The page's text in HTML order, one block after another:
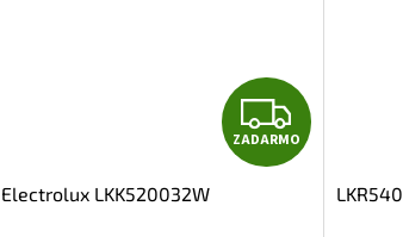
Z
A
ZADARMO
Electrolux LKK520032W